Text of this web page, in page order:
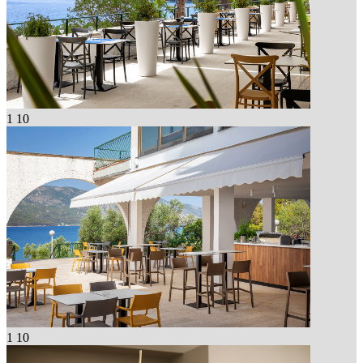
1 10
1 10